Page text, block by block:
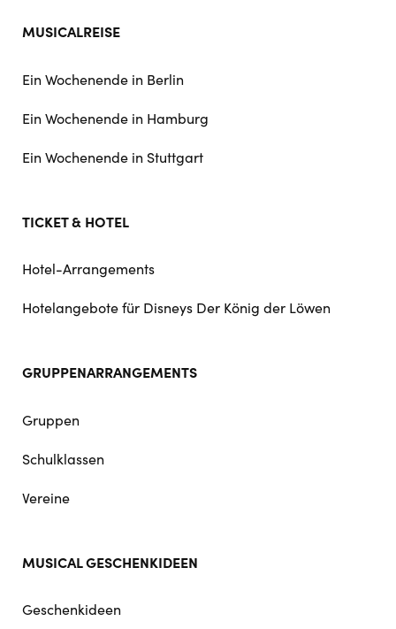
MUSICALREISE
Ein Wochenende in Berlin
Ein Wochenende in Hamburg
Ein Wochenende in Stuttgart
TICKET & HOTEL
Hotel-Arrangements
Hotelangebote für Disneys Der König der Löwen
GRUPPENARRANGEMENTS
Gruppen
Schulklassen
Vereine
MUSICAL GESCHENKIDEEN
Geschenkideen